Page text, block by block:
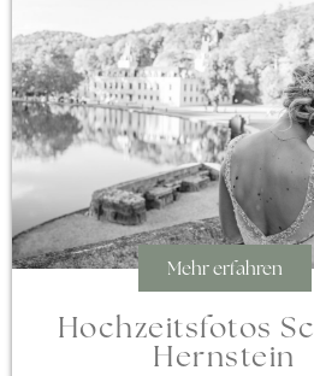
Mehr erfahren
Hochzeitsfotos
Hernstein